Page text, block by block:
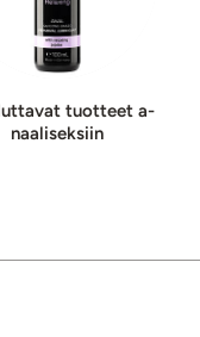
tuotteet a­
naa­li­sek­siin